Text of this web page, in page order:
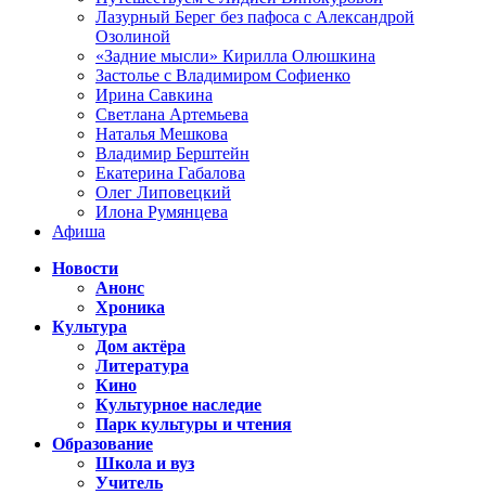
Лазурный Берег без пафоса с Александрой
Озолиной
«Задние мысли» Кирилла Олюшкина
Застолье с Владимиром Софиенко
Ирина Савкина
Светлана Артемьева
Наталья Мешкова
Владимир Берштейн
Екатерина Габалова
Олег Липовецкий
Илона Румянцева
Афиша
Новости
Анонс
Хроника
Культура
Дом актёра
Литература
Кино
Культурное наследие
Парк культуры и чтения
Образование
Школа и вуз
Учитель